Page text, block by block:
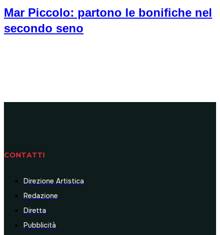
Mar Piccolo: partono le bonifiche nel
secondo seno
CONTATTI
Direzione Artistica
Redazione
Diretta
Pubblicità